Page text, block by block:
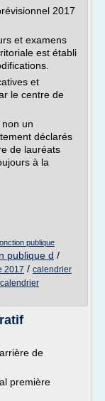
2017
et examens
est établi
et
le centre de
un
déclarés
de lauréats
à la
publique
publique d /
2017 / calendrier
calendrier
de
première